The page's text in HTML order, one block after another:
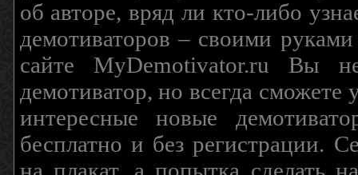
об авторе, вряд ли кто-либо
демотиваторов – своими
сайте MyDemotivator.ru Вы
демотиватор, но всегда сможете
интересные новые
бесплатно и без регистрации.